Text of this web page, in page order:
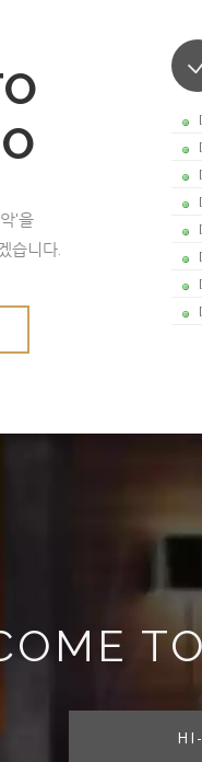
'을
습니다.
HI-